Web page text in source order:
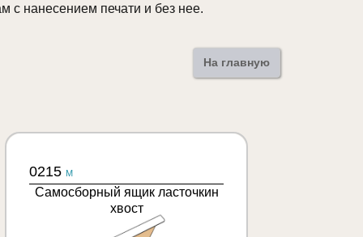
нанесением печати и без нее.
На главную
0215 M
Самосборный ящик ласточкин
хвост